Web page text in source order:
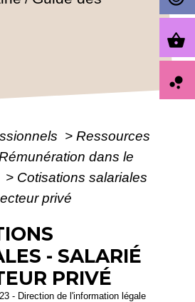
> Ressources
dans le
> Cotisations salariales
privé
- SALARIÉ
PRIVÉ
- Direction de l'information légale
shopping_basket
bubble_chart